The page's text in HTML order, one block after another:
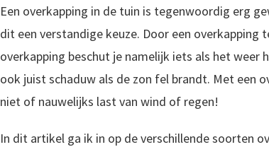
Een overkapping in de tuin is tegenwoordig erg
dit een verstandige keuze. Door een overkapping
overkapping beschut je namelijk iets als het
ook juist schaduw als de zon fel brandt. Met een
niet of nauwelijks last van wind of regen!
In dit artikel ga ik in op de verschillende soorten